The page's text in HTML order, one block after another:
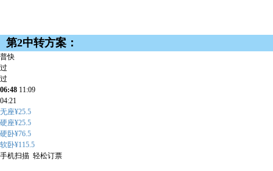
第2中转方案：
普快
过
过
06:48 11:09
04:21
无座¥25.5
硬座¥25.5
硬卧¥76.5
软卧¥115.5
手机扫描 轻松订票